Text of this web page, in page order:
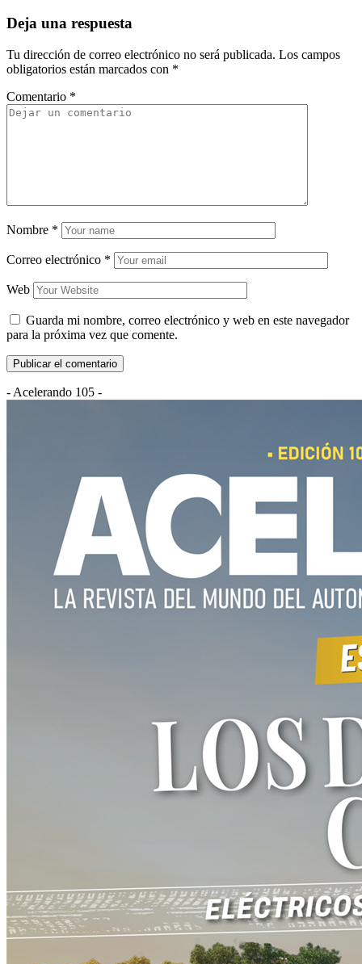
Deja una respuesta
Tu dirección de correo electrónico no será publicada. Los campos
obligatorios están marcados con *
Comentario *
Nombre *
Correo electrónico *
Web
Guarda mi nombre, correo electrónico y web en este navegador
para la próxima vez que comente.
- Acelerando 105 -